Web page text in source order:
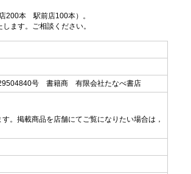
200本 駅前店100本）。
ます。ご相談ください。
号 書籍商 有限会社たなべ書店
。掲載商品を店舗にてご覧になりたい場合は，